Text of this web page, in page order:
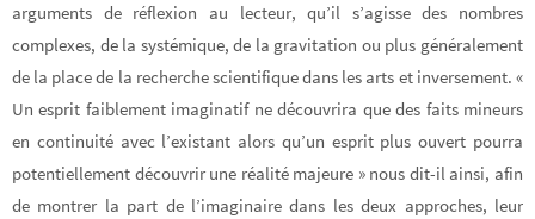
arguments de réflexion au lecteur, qu’il s’agisse des nombres
complexes, de la systémique, de la gravitation ou plus généralement
de la place de la recherche scientifique dans les arts et inversement. «
Un esprit faiblement imaginatif ne découvrira que des faits mineurs
en continuité avec l’existant alors qu’un esprit plus ouvert pourra
potentiellement découvrir une réalité majeure » nous dit-il ainsi, afin
de montrer la part de l’imaginaire dans les deux approches, leur